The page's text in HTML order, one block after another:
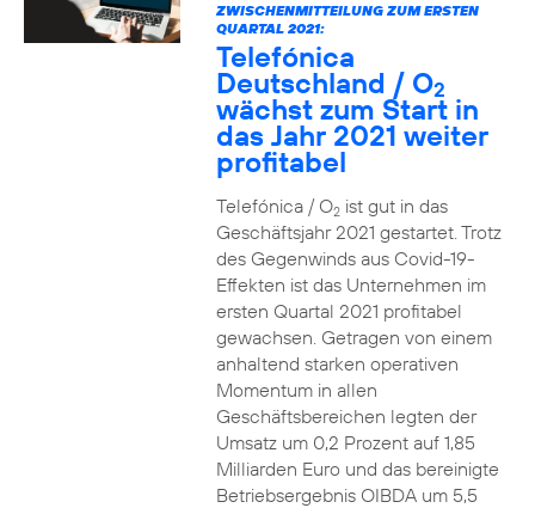
ZWISCHENMITTEILUNG ZUM ERSTEN
QUARTAL 2021:
Telefónica
Deutschland / O2
wächst zum Start in
das Jahr 2021 weiter
profitabel
Telefónica / O2ist gut in das
Geschäftsjahr 2021 gestartet. Trotz
des Gegenwinds aus Covid-19-
Effekten ist das Unternehmen im
ersten Quartal 2021 profitabel
gewachsen. Getragen von einem
anhaltend starken operativen
Momentum in allen
Geschäftsbereichen legten der
Umsatz um 0,2 Prozent auf 1,85
Milliarden Euro und das bereinigte
Betriebsergebnis OIBDA um 5,5